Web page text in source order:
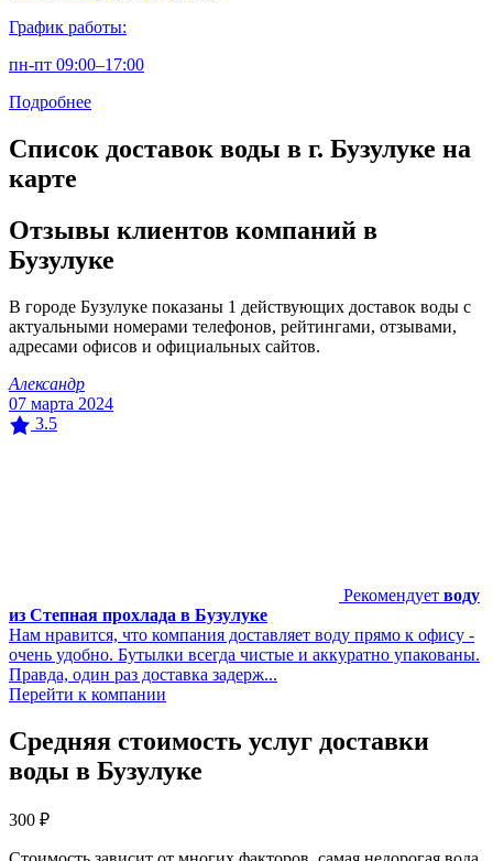
График работы:
пн-пт 09:00–17:00
Подробнее
Список доставок воды в г. Бузулуке на
карте
Отзывы клиентов компаний в
Бузулуке
В городе Бузулуке показаны 1 действующих доставок воды с
актуальными номерами телефонов, рейтингами, отзывами,
адресами офисов и официальных сайтов.
Александр
07 марта 2024
3.5
Рекомендует воду
из Степная прохлада в Бузулуке
Нам нравится, что компания доставляет воду прямo к офису -
очень удобно. Бутылки всегда чистые и аккуратно упакованы.
Правда, один раз доставка задерж...
Перейти к компании
Средняя стоимость услуг доставки
воды в Бузулуке
300 ₽